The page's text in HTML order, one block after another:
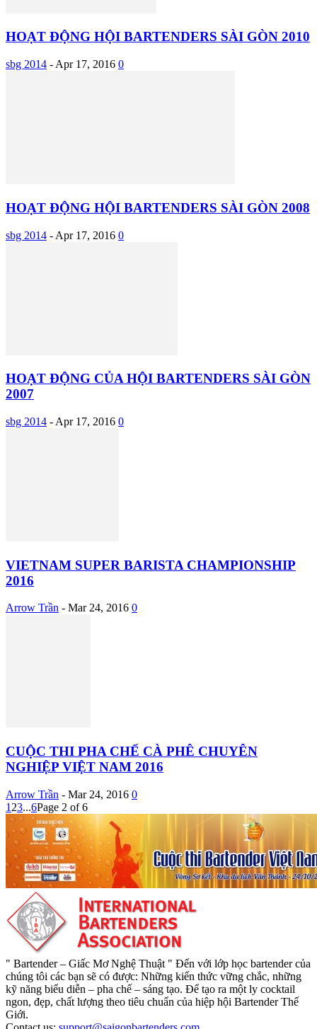
HOẠT ĐỘNG HỘI BARTENDERS SÀI GÒN 2010
sbg 2014 - Apr 17, 2016 0
HOẠT ĐỘNG HỘI BARTENDERS SÀI GÒN 2008
sbg 2014 - Apr 17, 2016 0
HOẠT ĐỘNG CỦA HỘI BARTENDERS SÀI GÒN
2007
sbg 2014 - Apr 17, 2016 0
VIETNAM SUPER BARISTA CHAMPIONSHIP
2016
Arrow Trần - Mar 24, 2016 0
CUỘC THI PHA CHẾ CÀ PHÊ CHUYÊN
NGHIỆP VIỆT NAM 2016
Arrow Trần - Mar 24, 2016 0
1 23...6Page 2 of 6
" Bartender – Giấc Mơ Nghệ Thuật " Đến với lớp học bartender của
chúng tôi các bạn sẽ có được: Những kiến thức vững chắc, những
kỹ năng biểu diễn – pha chế – sáng tạo. Để tạo ra một ly cocktail
ngon, đẹp, chất lượng theo tiêu chuẩn của hiệp hội Bartender Thế
Giới.